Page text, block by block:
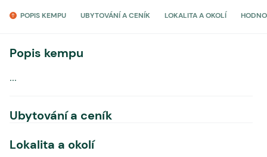
POPIS KEMPU UBYTOVÁNÍ A CENÍK LOKALITA A OKOLÍ
Popis kempu
...
Ubytování a ceník
Lokalita a okolí